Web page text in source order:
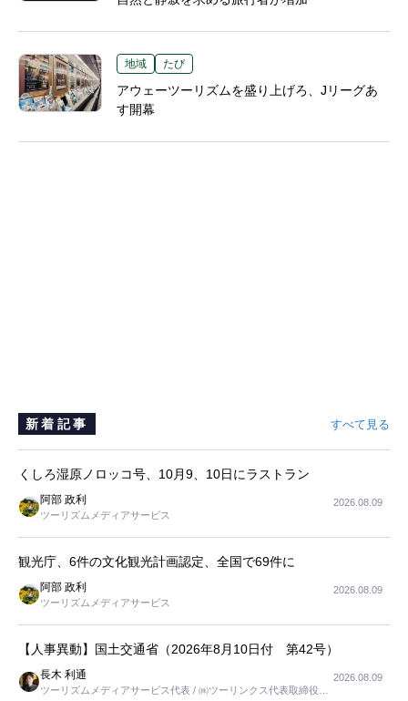
地域 たび
アウェーツーリズムを盛り上げろ、Jリーグあ
す開幕
新着記事 すべて見る
くしろ湿原ノロッコ号、10月9、10日にラストラン
阿部 政利
ツーリズムメディアサービス
2026.08.09
観光庁、6件の文化観光計画認定、全国で69件に
阿部 政利
ツーリズムメディアサービス
2026.08.09
【人事異動】国土交通省（2026年8月10日付 第42号）
長木 利通
ツーリズムメディアサービス代表 / ㈱ツーリンクス代表取締役社
2026.08.09